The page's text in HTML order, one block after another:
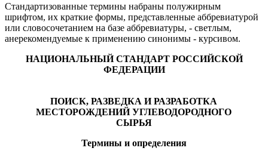
Стандартизованные термины набраны полужирным
шрифтом, их краткие формы, представленные аббревиатурой
или словосочетанием на базе аббревиатуры, - светлым,
анерекомендуемые к применению синонимы - курсивом.
НАЦИОНАЛЬНЫЙ СТАНДАРТ РОССИЙСКОЙ
ФЕДЕРАЦИИ
ПОИСК, РАЗВЕДКА И РАЗРАБОТКА
МЕСТОРОЖДЕНИЙ УГЛЕВОДОРОДНОГО
СЫРЬЯ
Термины и определения